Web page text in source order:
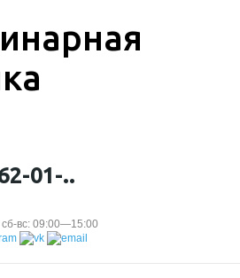
01-..
вс: 09:00—15:00